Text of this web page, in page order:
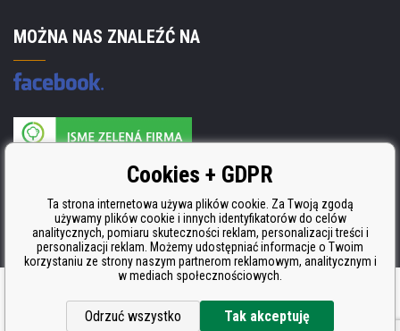
MOŻNA NAS ZNALEŹĆ NA
Producent wkładów posiada certyfikat
ISO 9001, ISO 14001 i STMC.
Oprogramowanie e-commerceBINARGON.cz
Cookies + GDPR
Ta strona internetowa używa plików cookie. Za Twoją zgodą
używamy plików cookie i innych identyfikatorów do celów
analitycznych, pomiaru skuteczności reklam, personalizacji treści i
personalizacji reklam. Możemy udostępniać informacje o Twoim
korzystaniu ze strony naszym partnerom reklamowym, analitycznym i
w mediach społecznościowych.
Odrzuć wszystko Tak akceptuję